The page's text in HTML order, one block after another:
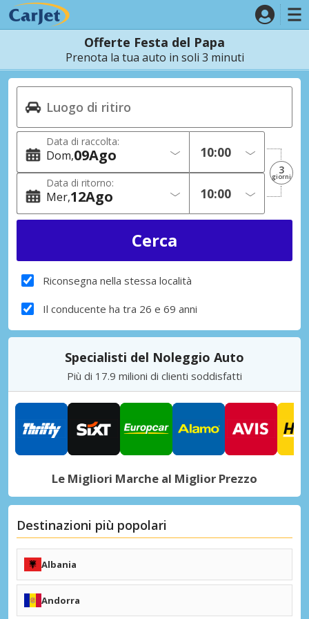
Offerte Festa del Papa
Prenota la tua auto in soli 3 minuti
Data di raccolta:
Dom 09Ago
Data di ritorno:
Mer 12Ago
3
giorni
Riconsegna nella stessa località
Il conducente ha tra 26 e 69 anni
Specialisti del Noleggio Auto
Più di 17.9 milioni di clienti soddisfatti
Le Migliori Marche al Miglior Prezzo
Destinazioni più popolari
Albania
Tirana (TIA)
Kukës (KFZ)
Andorra